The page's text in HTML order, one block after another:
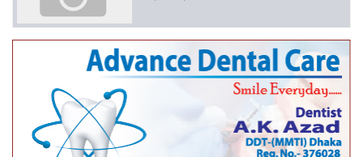
বাংলাদেশসহ বাসযোগ্য পৃথিবী গড়তে
গাছ লাগিয়ে অক্সিজেন ফ্যাক্টরী গড়ে
তোলার বিকল্প নেই——বিএনপির
কেন্দ্রিয় নেতা সাবেক এমপি বীর
মুক্তিযোদ্ধা সিরাজুল ইসলাম সরদার